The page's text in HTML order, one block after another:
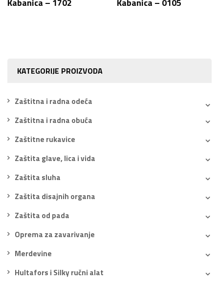
KATEGORIJE PROIZVODA
Zaštitna i radna odeća
Zaštitna i radna obuća
Zaštitne rukavice
Zaštita glave, lica i vida
Zaštita sluha
Zaštita disajnih organa
Zaštita od pada
Oprema za zavarivanje
Merdevine
Hultafors i Silky ručni alat
Kabanica – 1702 Kabanica – 0105